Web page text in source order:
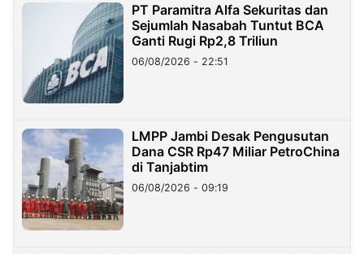
PT Paramitra Alfa Sekuritas dan
Sejumlah Nasabah Tuntut BCA
Ganti Rugi Rp2,8 Triliun
06/08/2026 - 22:51
LMPP Jambi Desak Pengusutan
Dana CSR Rp47 Miliar PetroChina
di Tanjabtim
06/08/2026 - 09:19